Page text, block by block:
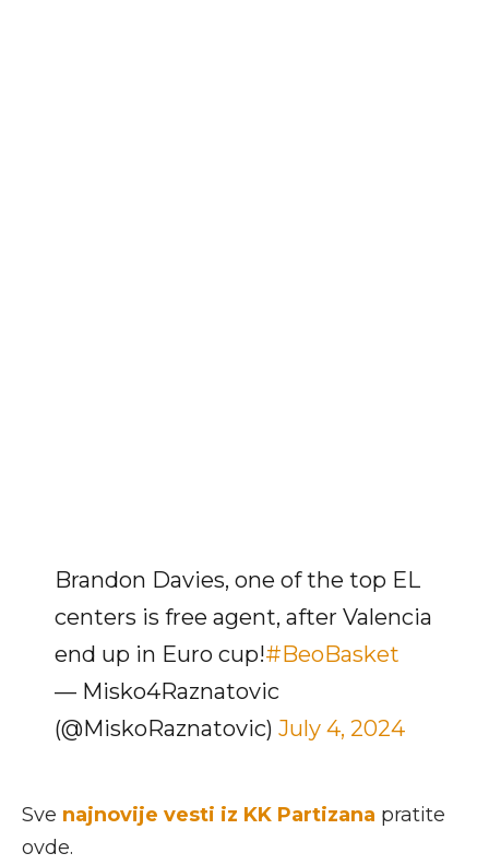
Brandon Davies, one of the top EL
centers is free agent, after Valencia
end up in Euro cup!#BeoBasket
— Misko4Raznatovic
(@MiskoRaznatovic)July 4, 2024
Sve najnovije vesti iz KK Partizana pratite
ovde.